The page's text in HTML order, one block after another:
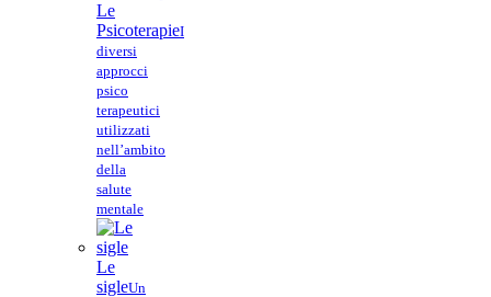
Le
PsicoterapieI
diversi
approcci
psico
terapeutici
utilizzati
nell’ambito
della
salute
mentale
Le
sigleUn